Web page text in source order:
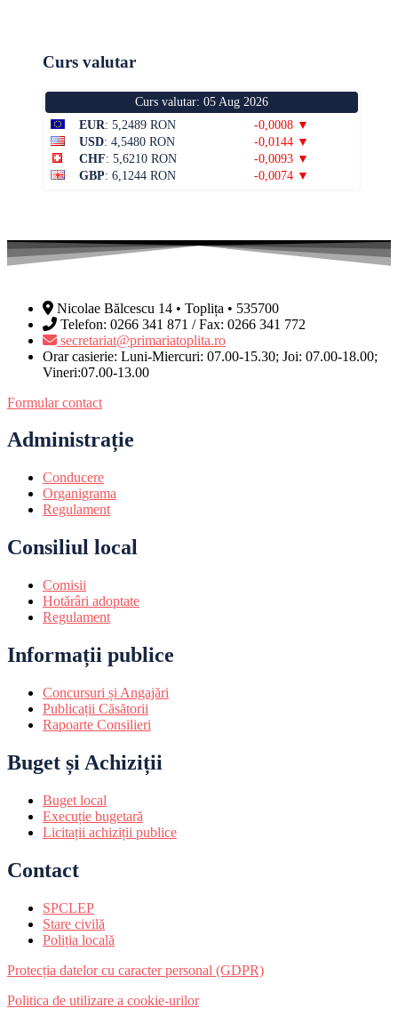
Curs valutar
Curs valutar: 05 Aug 2026
EUR: 5,2489 RON
-0,0008 ▼
USD: 4,5480 RON
-0,0144 ▼
CHF: 5,6210 RON
-0,0093 ▼
GBP: 6,1244 RON -0,0074 ▼
Nicolae Bălcescu 14 • Toplița • 535700
Telefon: 0266 341 871 / Fax: 0266 341 772
secretariat@primariatoplita.ro
Orar casierie: Luni-Miercuri: 07.00-15.30; Joi: 07.00-18.00;
Vineri:07.00-13.00
Formular contact
Administrație
Conducere
Organigrama
Regulament
Consiliul local
Comisii
Hotărâri adoptate
Regulament
Informații publice
Concursuri și Angajări
Publicații Căsătorii
Rapoarte Consilieri
Buget și Achiziții
Buget local
Execuție bugetară
Licitații achiziții publice
Contact
SPCLEP
Stare civilă
Poliția locală
Protecția datelor cu caracter personal (GDPR)
Politica de utilizare a cookie-urilor